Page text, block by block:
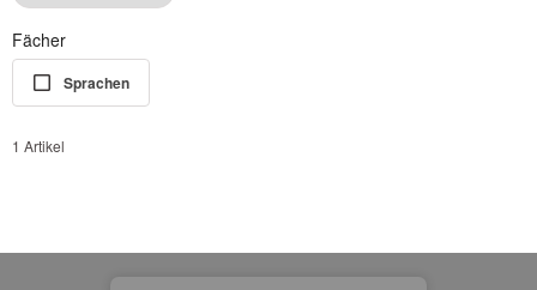
Fächer
Sprachen
1 Artikel